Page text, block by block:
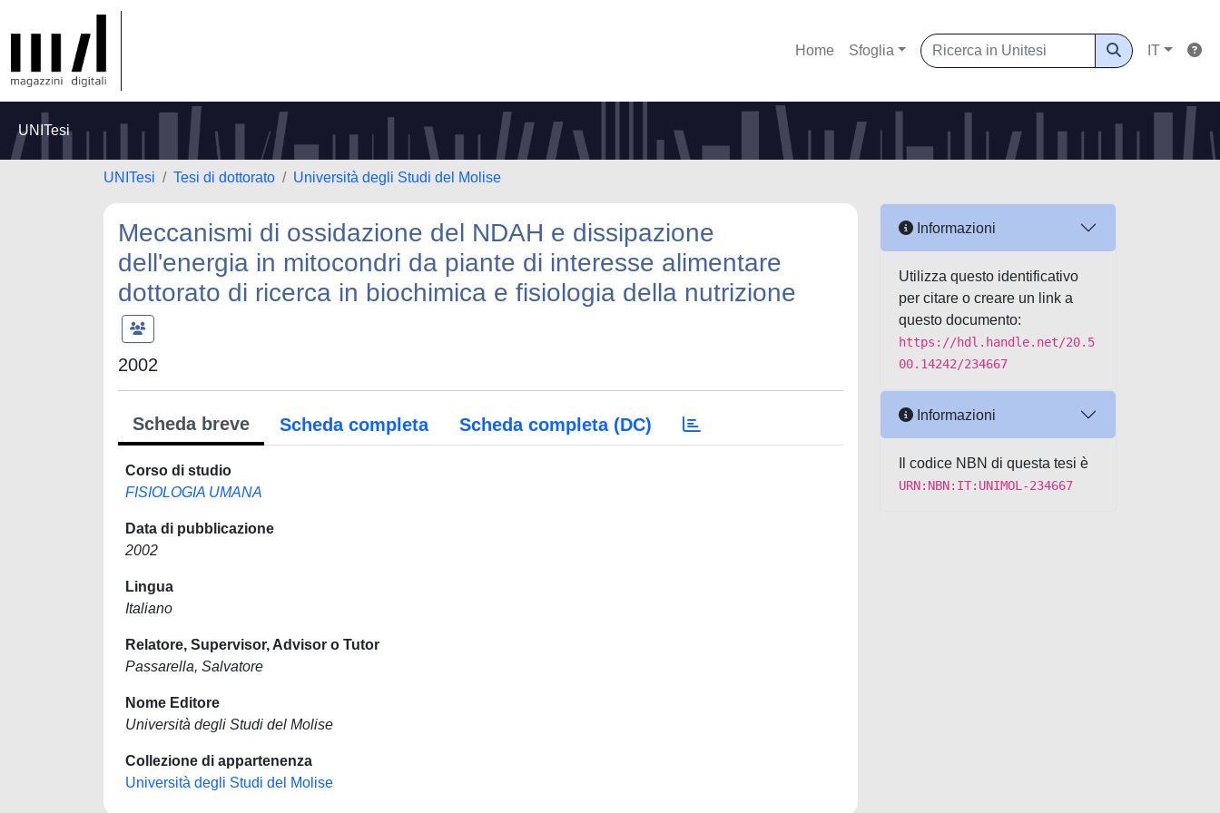
Home Sfoglia IT
UNITesi
UNITesi Tesi di dottorato Università degli Studi del Molise
Meccanismi di ossidazione del NDAH e dissipazione
dell'energia in mitocondri da piante di interesse alimentare
dottorato di ricerca in biochimica e fisiologia della nutrizione
2002
Scheda breve Scheda completa Scheda completa (DC)
Corso di studio
FISIOLOGIA UMANA
Data di pubblicazione
2002
Lingua
Italiano
Relatore, Supervisor, Advisor o Tutor
Passarella, Salvatore
Nome Editore
Università degli Studi del Molise
Collezione di appartenenza
Università degli Studi del Molise
Informazioni
Utilizza questo identificativo
per citare o creare un link a
questo documento:
https://hdl.handle.net/20.5
00.14242/234667
Informazioni
Il codice NBN di questa tesi è
URN:NBN:IT:UNIMOL-234667